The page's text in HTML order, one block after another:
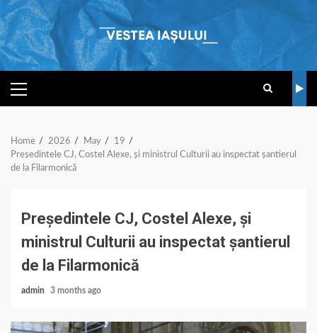
Skip
to
content
PRIMARY
MENU
Home 2026 May
19
Președintele CJ, Costel Alexe, și ministrul Culturii au inspectat șantierul
de la Filarmonică
Președintele CJ, Costel Alexe, și
ministrul Culturii au inspectat șantierul
de la Filarmonică
admin 3 months ago